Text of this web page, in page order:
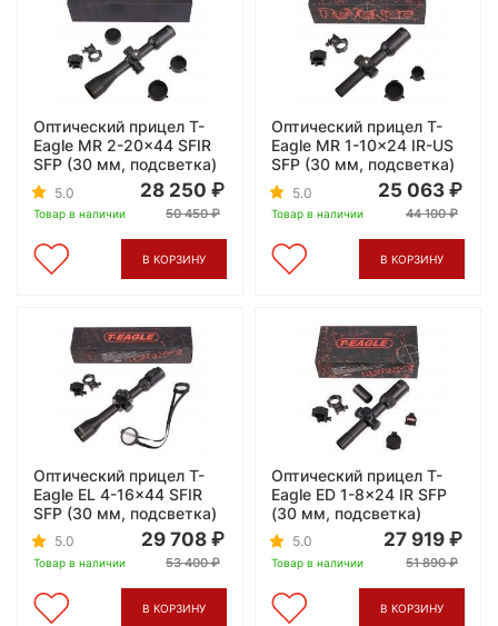
Оптический прицел T-
Eagle MR 2-20x44 SFIR
SFP (30 мм, подсветка)
5.0
Товар в наличии
28 250
50 450
В КОРЗИНУ
Оптический прицел T-
Eagle MR 1-10x24 IR-US
SFP (30 мм, подсветка)
5.0
Товар в наличии
25 063
44 100
В КОРЗИНУ
Оптический прицел T-
Eagle EL 4-16x44 SFIR
SFP (30 мм, подсветка)
5.0
Товар в наличии
29 708
53 400
В КОРЗИНУ
Оптический прицел T-
Eagle ED 1-8x24 IR SFP
(30 мм, подсветка)
5.0
Товар в наличии
27 919
51 890
В КОРЗИНУ